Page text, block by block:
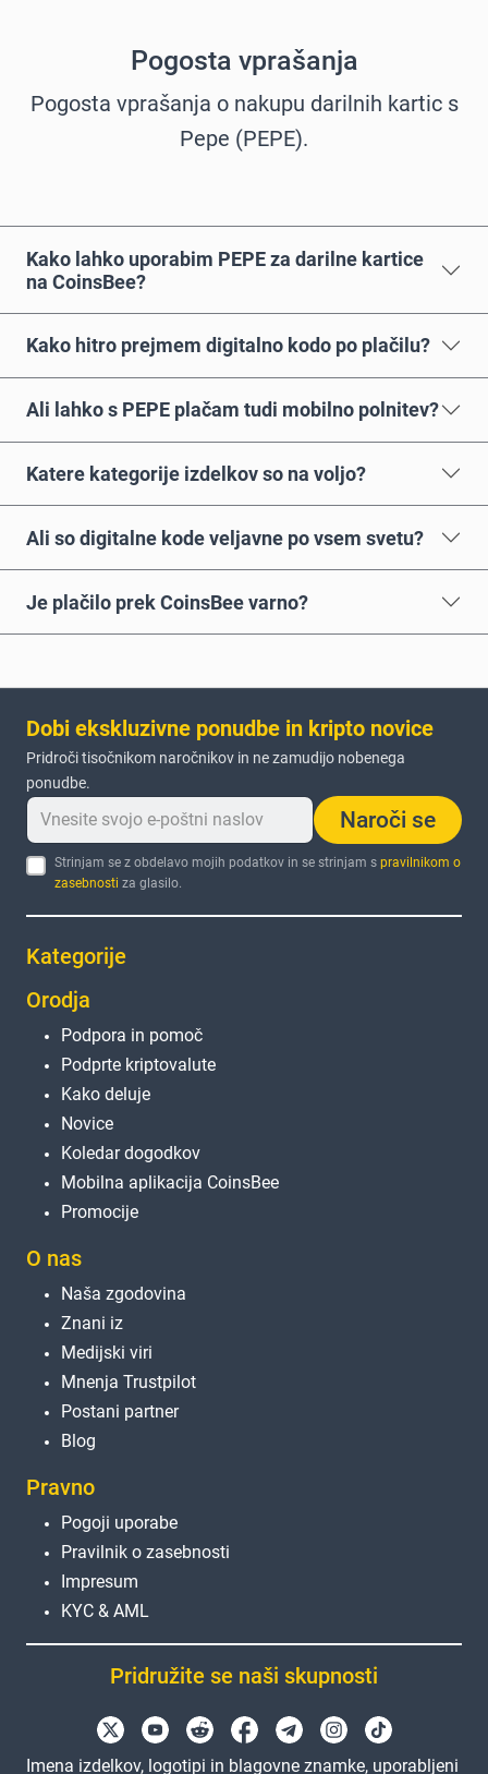
Pogosta vprašanja
Pogosta vprašanja o nakupu darilnih kartic s
Pepe (PEPE).
Kako lahko uporabim PEPE za darilne kartice
na CoinsBee?
Kako hitro prejmem digitalno kodo po plačilu?
Ali lahko s PEPE plačam tudi mobilno polnitev?
Katere kategorije izdelkov so na voljo?
Ali so digitalne kode veljavne po vsem svetu?
Je plačilo prek CoinsBee varno?
Dobi ekskluzivne ponudbe in kripto novice
Pridroči tisočnikom naročnikov in ne zamudijo nobenega
ponudbe.
Naroči se
Strinjam se z obdelavo mojih podatkov in se strinjam spravilnikom o
zasebnosti za glasilo.
Kategorije
Orodja
Podpora in pomoč
Podprte kriptovalute
Kako deluje
Novice
Koledar dogodkov
Mobilna aplikacija CoinsBee
Promocije
O nas
Naša zgodovina
Znani iz
Medijski viri
Mnenja Trustpilot
Postani partner
Blog
Pravno
Pogoji uporabe
Pravilnik o zasebnosti
Impresum
KYC & AML
Pridružite se naši skupnosti
Imena izdelkov, logotipi in blagovne znamke, uporabljeni